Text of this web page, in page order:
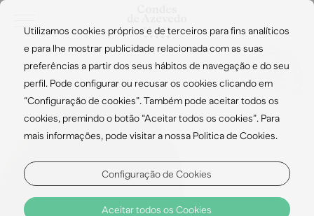
Utilizamos cookies próprios e de terceiros para fins analíticos
e para lhe mostrar publicidade relacionada com as suas
preferências a partir dos seus hábitos de navegação e do seu
perfil. Pode configurar ou recusar os cookies clicando em
“Configuração de cookies”. Também pode aceitar todos os
cookies, premindo o botão “Aceitar todos os cookies”. Para
mais informações, pode visitar a nossa Politica de Cookies.
Configuração de Cookies
Aceitar todos os Cookies